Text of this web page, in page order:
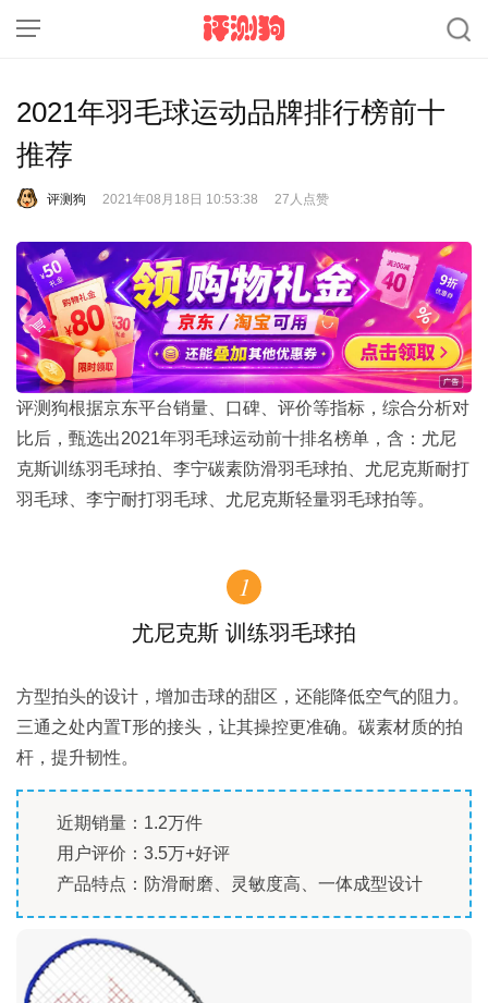
2021年羽毛球运动品牌排行榜前十
推荐
评测狗 2021年08月18日 10:53:38 27人点赞
评测狗根据京东平台销量、口碑、评价等指标，综合分析对
比后，甄选出2021年羽毛球运动前十排名榜单，含：尤尼
克斯训练羽毛球拍、李宁碳素防滑羽毛球拍、尤尼克斯耐打
羽毛球、李宁耐打羽毛球、尤尼克斯轻量羽毛球拍等。
1
尤尼克斯 训练羽毛球拍
方型拍头的设计，增加击球的甜区，还能降低空气的阻力。
三通之处内置T形的接头，让其操控更准确。碳素材质的拍
杆，提升韧性。
近期销量：1.2万件
用户评价：3.5万+好评
产品特点：防滑耐磨、灵敏度高、一体成型设计